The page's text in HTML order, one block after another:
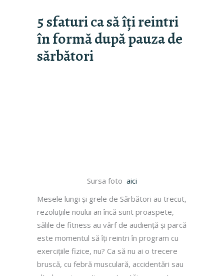
5 sfaturi ca să îți reintri
în formă după pauza de
sărbători
Sursa foto aici
Mesele lungi și grele de Sărbători au trecut,
rezoluțiile noului an încă sunt proaspete,
sălile de fitness au vârf de audiență și parcă
este momentul să îți reintri în program cu
exercițiile fizice, nu? Ca să nu ai o trecere
bruscă, cu febră musculară, accidentări sau